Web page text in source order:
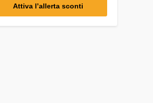
Attiva l’allerta sconti